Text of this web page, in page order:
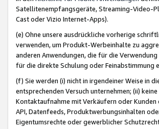
Satellitenempfangsgeräte, Streaming-Video-
Cast oder Vizio Internet-Apps).
(e) Ohne unsere ausdrückliche vorherige
verwenden, um Produkt-Werbeinhalte zu
anderen Anwendungen, die für die
für die direkte Schulung oder Feinabstimmung
(f) Sie werden (i) nicht in irgendeiner Weise in
entsprechenden Versuch unternehmen; (ii)
Kontaktaufnahme mit Verkäufern oder
API, Datenfeeds, Produktwerbungsinhalten
Eigentumsrechte oder gewerblicher